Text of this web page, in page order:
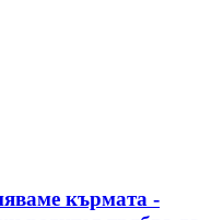
кърмата -